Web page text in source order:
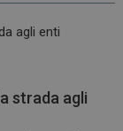
strada agli